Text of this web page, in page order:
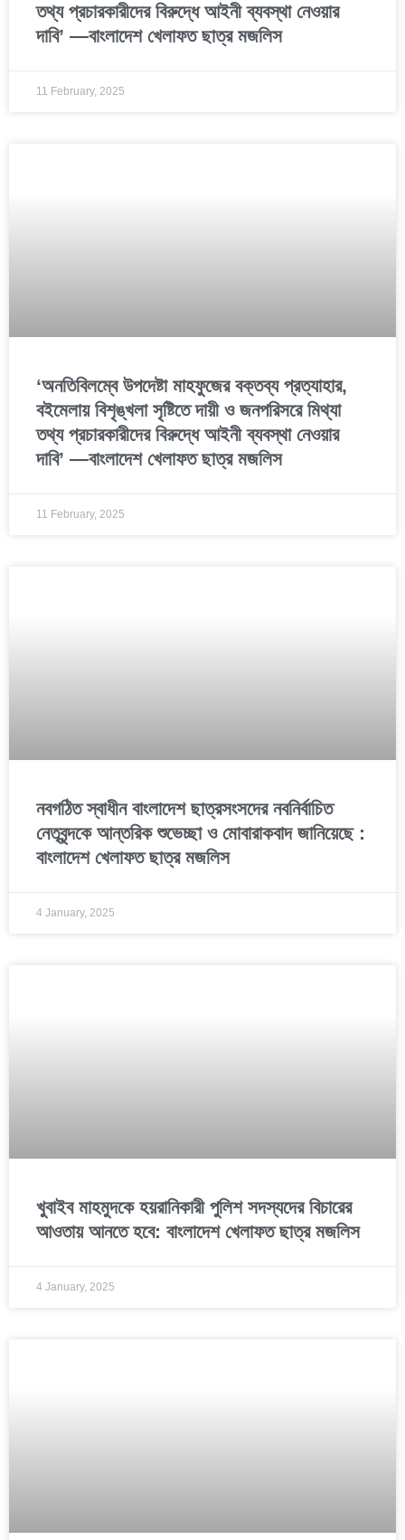
তথ্য প্রচারকারীদের বিরুদ্ধে আইনী ব্যবস্থা নেওয়ার
দাবি’ —বাংলাদেশ খেলাফত ছাত্র মজলিস
11 February, 2025
‘অনতিবিলম্বে উপদেষ্টা মাহফুজের বক্তব্য প্রত্যাহার,
ব‌ইমেলায় বিশৃঙ্খলা সৃষ্টিতে দায়ী ও জনপরিসরে মিথ্যা
তথ্য প্রচারকারীদের বিরুদ্ধে আইনী ব্যবস্থা নেওয়ার
দাবি’ —বাংলাদেশ খেলাফত ছাত্র মজলিস
11 February, 2025
নবগঠিত স্বাধীন বাংলাদেশ ছাত্রসংসদের নবনির্বাচিত
নেতৃবৃন্দকে আন্তরিক শুভেচ্ছা ও মোবারাকবাদ জানিয়েছে :
বাংলাদেশ খেলাফত ছাত্র মজলিস
4 January, 2025
খুবাইব মাহমুদকে হয়রানিকারী পুলিশ সদস্যদের বিচারের
আওতায় আনতে হবে: বাংলাদেশ খেলাফত ছাত্র মজলিস
4 January, 2025